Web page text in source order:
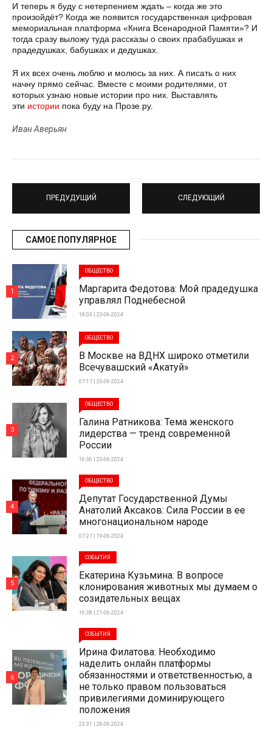
И теперь я буду с нетерпением ждать – когда же это
произойдёт? Когда же появится государственная цифровая
мемориальная платформа «Книга Всенародной Памяти»? И
тогда сразу выложу туда рассказы о своих прабабушках и
прадедушках, бабушках и дедушках.
Я их всех очень люблю и молюсь за них. А писать о них
начну прямо сейчас. Вместе с моими родителями, от
которых узнаю новые истории про них. Выставлять
эти истории пока буду на Прозе.ру.
Иван Аверьян
ПРЕДУДУЩИЙ СЛЕДУЮЩИЙ
САМОЕ ПОПУЛЯРНОЕ
ОБЩЕСТВО
Маргарита Федотова: Мой прадедушка
управлял Поднебесной
18:03 | 23-06-2024
1
ОБЩЕСТВО
В Москве на ВДНХ широко отметили
Всечувашский «Акатуй»
07:17 | 20-06-2024
2
ОБЩЕСТВО
Галина Ратникова: Тема женского
лидерства — тренд современной
России
16:36 | 23-06-2024
3
ОБЩЕСТВО
Депутат Государственной Думы
Анатолий Аксаков: Сила России в ее
многонациональном народе
07:27 | 19-06-2024
4
СОБЫТИЯ
Екатерина Кузьмина: В вопросе
клонирования животных мы думаем о
созидательных вещах
16:38 | 21-06-2024
5
СОБЫТИЯ
Ирина Филатова: Необходимо
наделить онлайн платформы
обязанностями и ответственностью, а
не только правом пользоваться
привилегиями доминирующего
положения
23:31 | 26-06-2024
6